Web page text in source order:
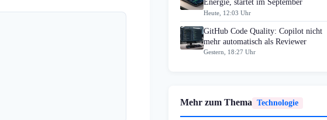
Energie, startet im September
Heute, 12:03 Uhr
GitHub Code Quality: Copilot nicht
mehr automatisch als Reviewer
Gestern, 18:27 Uhr
Mehr zum Thema Technologie